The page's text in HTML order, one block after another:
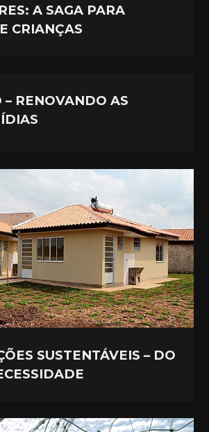
A SAGA PARA
CRIANÇAS
RENOVANDO AS
SUSTENTÁVEIS – DO